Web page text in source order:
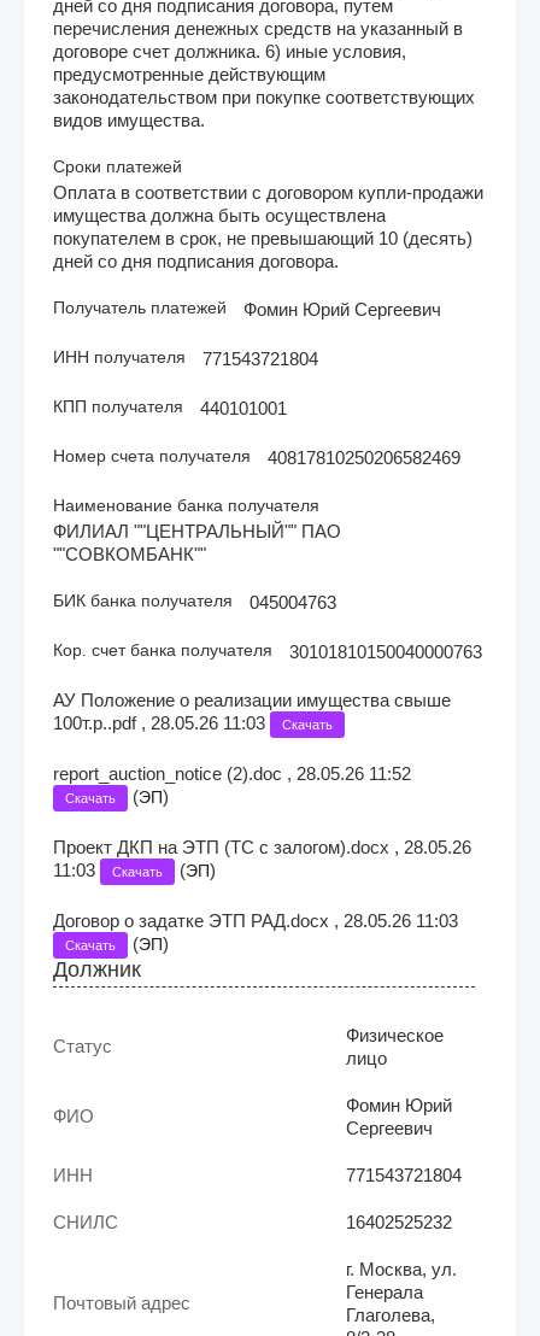
дней со дня подписания договора, путем
перечисления денежных средств на указанный в
договоре счет должника. 6) иные условия,
предусмотренные действующим
законодательством при покупке соответствующих
видов имущества.
Сроки платежей
Оплата в соответствии с договором купли-продажи
имущества должна быть осуществлена
покупателем в срок, не превышающий 10 (десять)
дней со дня подписания договора.
Получатель платежей Фомин Юрий Сергеевич
ИНН получателя 771543721804
КПП получателя 440101001
Номер счета получателя 40817810250206582469
Наименование банка получателя
ФИЛИАЛ ""ЦЕНТРАЛЬНЫЙ"" ПАО
""СОВКОМБАНК""
БИК банка получателя 045004763
Кор. счет банка получателя 30101810150040000763
АУ Положение о реализации имущества свыше
100т.р..pdf , 28.05.26 11:03
Скачать
report_auction_notice (2).doc , 28.05.26 11:52
Скачать (ЭП)
Проект ДКП на ЭТП (ТС с залогом).docx , 28.05.26
11:03
Скачать (ЭП)
Договор о задатке ЭТП РАД.docx , 28.05.26 11:03
Скачать (ЭП)
Должник
Статус
Физическое
лицо
ФИО
Фомин Юрий
Сергеевич
ИНН 771543721804
СНИЛС 16402525232
Почтовый адрес
г. Москва, ул.
Генерала
Глаголева,